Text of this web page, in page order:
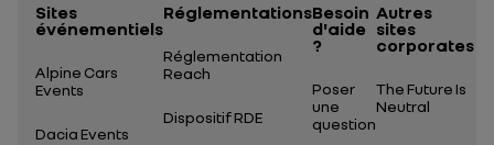
Sites
événementiels
Alpine Cars
Events
Dacia Events
Réglementations
Réglementation
Reach
Dispositif RDE
Besoin
d'aide
?
Poser
une
question
Autres
sites
corporates
The Future Is
Neutral